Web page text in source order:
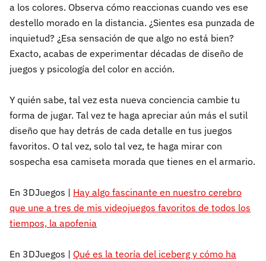
a los colores. Observa cómo reaccionas cuando ves ese
destello morado en la distancia. ¿Sientes esa punzada de
inquietud? ¿Esa sensación de que algo no está bien?
Exacto, acabas de experimentar décadas de diseño de
juegos y psicología del color en acción.
Y quién sabe, tal vez esta nueva conciencia cambie tu
forma de jugar. Tal vez te haga apreciar aún más el sutil
diseño que hay detrás de cada detalle en tus juegos
favoritos. O tal vez, solo tal vez, te haga mirar con
sospecha esa camiseta morada que tienes en el armario.
En 3DJuegos | Hay algo fascinante en nuestro cerebro
que une a tres de mis videojuegos favoritos de todos los
tiempos, la apofenia
En 3DJuegos | Qué es la teoría del iceberg y cómo ha